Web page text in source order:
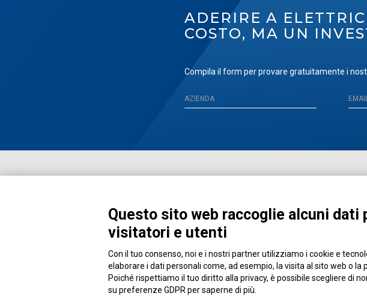
ADERIRE A
COSTO, MA UN
Compila il form per provare gratuitamente i
Piazza Alessandria, 24 - 00198 Roma
Registrati
MyPage
Filo diretto
Policy
Questo sito web raccoglie alcuni dati
visitatori e utenti
Con il tuo consenso, noi e i nostri partner utilizziamo i cookie e
elaborare i dati personali come, ad esempio, la visita al sito web o la
Poiché rispettiamo il tuo diritto alla privacy, è possibile scegliere di
su preferenze GDPR per saperne di più.